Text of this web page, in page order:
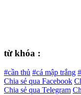
từ khóa :
#cần thủ #cá mập trắng
Chia sẻ qua Facebook
Chia sẻ qua Telegram